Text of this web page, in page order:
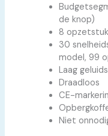
de knop)
8
30
model, 99
Laag
Draadloos
CE-
Niet